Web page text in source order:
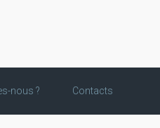
nous ? Contacts